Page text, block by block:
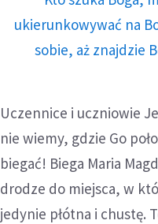
ukierunkowywać na
sobie, aż znajdzie
Uczennice i uczniowie
nie wiemy, gdzie Go
biegać! Biega Maria
drodze do miejsca, w
jedynie płótna i chustę.